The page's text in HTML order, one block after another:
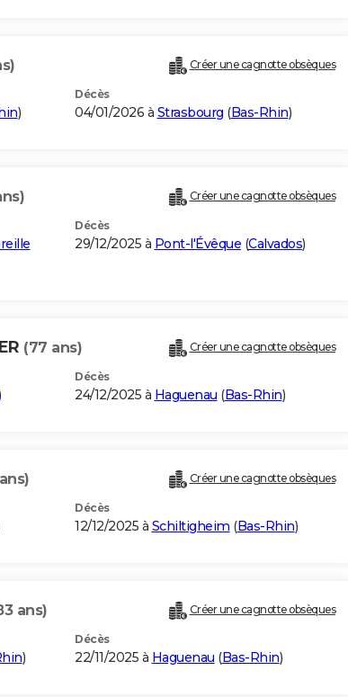
Créer une cagnotte obsèques
)
Décès
04/01/2026 à Strasbourg (Bas-Rhin)
Créer une cagnotte obsèques
Décès
29/12/2025 à Pont-l'Évêque (Calvados)
(77 ans) Créer une cagnotte obsèques
Décès
24/12/2025 à Haguenau (Bas-Rhin)
Créer une cagnotte obsèques
Décès
12/12/2025 à Schiltigheim (Bas-Rhin)
ans) Créer une cagnotte obsèques
)
Décès
22/11/2025 à Haguenau (Bas-Rhin)